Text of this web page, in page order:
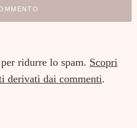
ridurre lo spam. Scopri
derivati dai commenti.